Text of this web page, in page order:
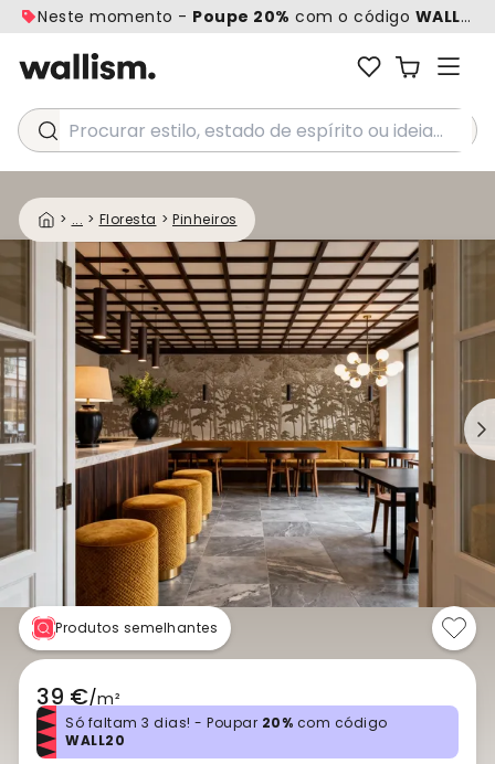
Neste momento - Poupe 20% com o código WALL20
Procurar estilo, estado de espírito ou ideia...
> ... > Floresta > Pinheiros
Produtos semelhantes
39 €/m²
Só faltam 3 dias! - Poupar 20% com código
WALL20